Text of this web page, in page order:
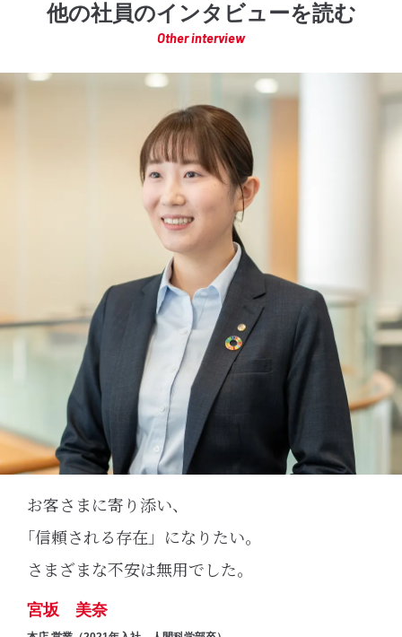
他の社員のインタビューを読む
Other interview
お客さまに寄り添い、
｢信頼される存在」になりたい。
さまざまな不安は無用でした。
宮坂 美奈